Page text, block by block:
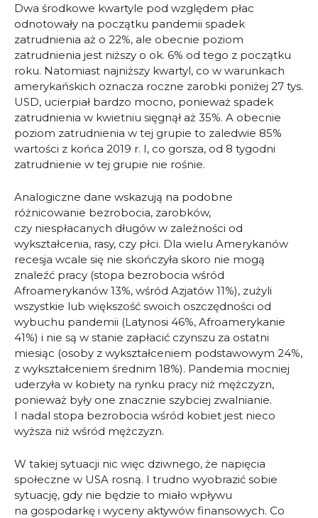
Dwa środkowe kwartyle pod względem płac
odnotowały na początku pandemii spadek
zatrudnienia aż o 22%, ale obecnie poziom
zatrudnienia jest niższy o ok. 6% od tego z początku
roku. Natomiast najniższy kwartyl, co w warunkach
amerykańskich oznacza roczne zarobki poniżej 27 tys.
USD, ucierpiał bardzo mocno, ponieważ spadek
zatrudnienia w kwietniu sięgnął aż 35%. A obecnie
poziom zatrudnienia w tej grupie to zaledwie 85%
wartości z końca 2019 r. I, co gorsza, od 8 tygodni
zatrudnienie w tej grupie nie rośnie.
Analogiczne dane wskazują na podobne
różnicowanie bezrobocia, zarobków,
czy niespłacanych długów w zależności od
wykształcenia, rasy, czy płci. Dla wielu Amerykanów
recesja wcale się nie skończyła skoro nie mogą
znaleźć pracy (stopa bezrobocia wśród
Afroamerykanów 13%, wśród Azjatów 11%), zużyli
wszystkie lub większość swoich oszczędności od
wybuchu pandemii (Latynosi 46%, Afroamerykanie
41%) i nie są w stanie zapłacić czynszu za ostatni
miesiąc (osoby z wykształceniem podstawowym 24%,
z wykształceniem średnim 18%). Pandemia mocniej
uderzyła w kobiety na rynku pracy niż mężczyzn,
ponieważ były one znacznie szybciej zwalnianie.
I nadal stopa bezrobocia wśród kobiet jest nieco
wyższa niż wśród mężczyzn.
W takiej sytuacji nic więc dziwnego, że napięcia
społeczne w USA rosną. I trudno wyobrazić sobie
sytuację, gdy nie będzie to miało wpływu
na gospodarkę i wyceny aktywów finansowych. Co